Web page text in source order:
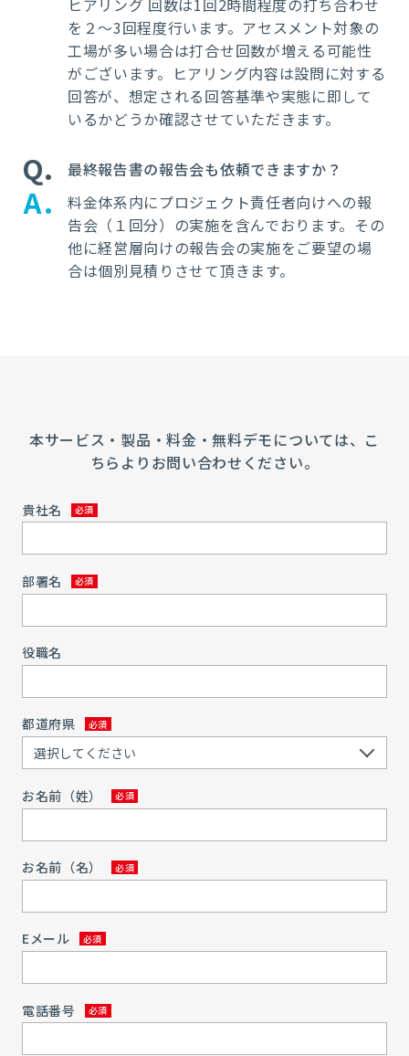
ヒアリング 回数は1回2時間程度の打ち合わせ
を２～3回程度行います。アセスメント対象の
工場が多い場合は打合せ回数が増える可能性
がございます。ヒアリング内容は設問に対する
回答が、想定される回答基準や実態に即して
いるかどうか確認させていただきます。
Q 最終報告書の報告会も依頼できますか？
A
料金体系内にプロジェクト責任者向けへの報
告会（１回分）の実施を含んでおります。その
他に経営層向けの報告会の実施をご要望の場
合は個別見積りさせて頂きます。
本サービス・製品・料金・無料デモについては、こ
ちらよりお問い合わせください。
貴社名
部署名
役職名
都道府県
お名前（姓）
お名前（名）
Eメール
電話番号